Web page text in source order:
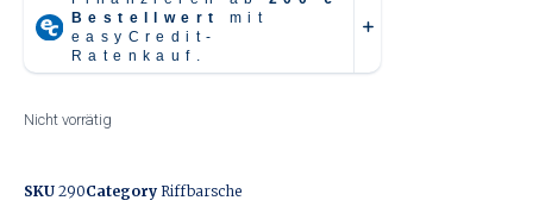
Nicht vorrätig
SKU 290Category Riffbarsche